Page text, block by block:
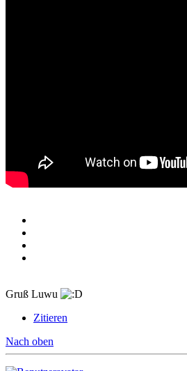
Gruß Luwu
Zitieren
Nach oben